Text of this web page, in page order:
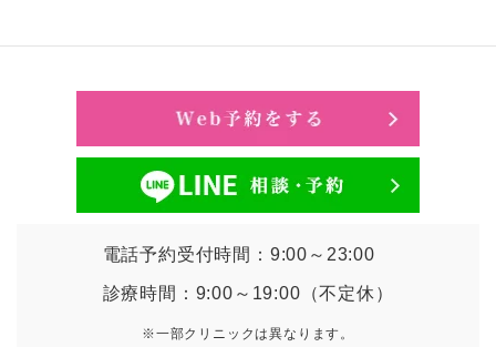
電話予約受付時間：9:00～23:00
診療時間：9:00～19:00（不定休）
※一部クリニックは異なります。